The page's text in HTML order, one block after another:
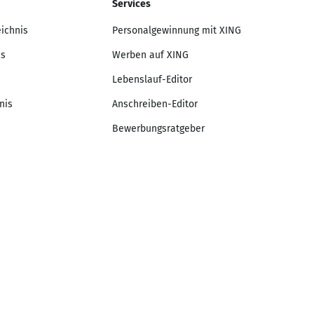
Services
Personalgewinnung mit XING
Werben auf XING
Lebenslauf-Editor
Anschreiben-Editor
Bewerbungsratgeber